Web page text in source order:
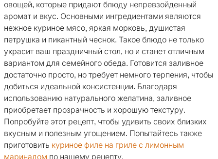
овощей, которые придают блюду непревзойденный
аромат и вкус. Основными ингредиентами являются
нежное куриное мясо, яркая морковь, душистая
петрушка и пикантный чеснок. Такое блюдо не только
украсит ваш праздничный стол, но и станет отличным
вариантом для семейного обеда. Готовится заливное
достаточно просто, но требует немного терпения, чтобы
добиться идеальной консистенции. Благодаря
использованию натурального желатина, заливное
приобретает прозрачность и хорошую текстуру.
Попробуйте этот рецепт, чтобы удивить своих близких
вкусным и полезным угощением. Попытайтесь также
приготовить куриное филе на гриле с лимонным
маринадом по нашему рецепту.